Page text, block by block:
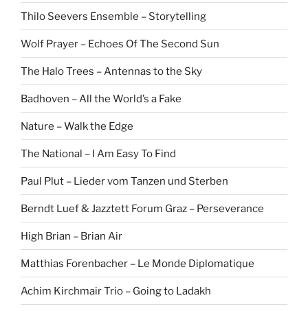
Thilo Seevers Ensemble – Storytelling
Wolf Prayer – Echoes Of The Second Sun
The Halo Trees – Antennas to the Sky
Badhoven – All the World’s a Fake
Nature – Walk the Edge
The National – I Am Easy To Find
Paul Plut – Lieder vom Tanzen und Sterben
Berndt Luef & Jazztett Forum Graz – Perseverance
High Brian – Brian Air
Matthias Forenbacher – Le Monde Diplomatique
Achim Kirchmair Trio – Going to Ladakh